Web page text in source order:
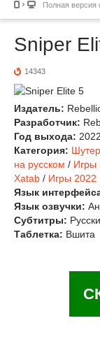
Полная версия
Sniper
14343
Издатель:
Разработчик:
Год выхода: 2022
Категория:
на русском / Игры
Xatab / Игры 2022
Язык
Язык озвучки:
Субтитры:
Таблетка: Вшита